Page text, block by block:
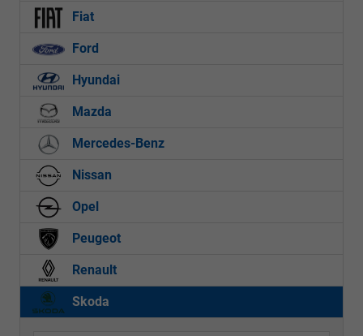
Fiat
Ford
Hyundai
Mazda
Mercedes-Benz
Nissan
Opel
Peugeot
Renault
Skoda